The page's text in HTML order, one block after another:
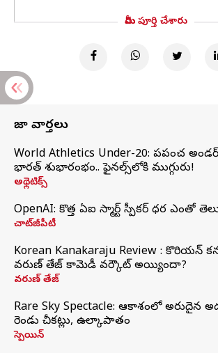
మీరు పూర్తి చేశారు
తాజా వార్తలు
World Athletics Under-20: ప్రపంచ
భారత్‌ శుభారంభం.. ఫైనల్స్‌లోకి ముగ్గురు!
అథ్లెటిక్స్
OpenAI: కొత్త ఏఐ స్మార్ట్ స్పీకర్ ధర ఎంతో
చాట్‌జీపీటీ
Korean Kanakaraju Review : కొరియన్
వరుణ్ తేజ్ కామెడీ వర్కౌట్ అయ్యిందా?
వరుణ్ తేజ్
Rare Sky Spectacle: ఆకాశంలో అరుదైన
రెండు చీకట్లు, ఉల్కాపాతం
స్పెయిన్